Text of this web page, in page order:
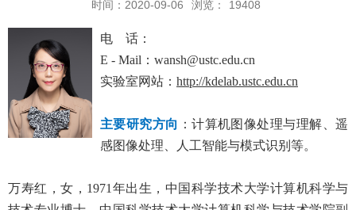
时间：2020-09-06 浏览： 19408
电 话：
E - Mail：wansh@ustc.edu.cn
实验室网站： http://kdelab.ustc.edu.cn
主要研究方向 ：计算机图像处理与理解、遥
感图像处理、人工智能与模式识别等。
万寿红，女，1971年出生，中国科学技术大学计算机科学与